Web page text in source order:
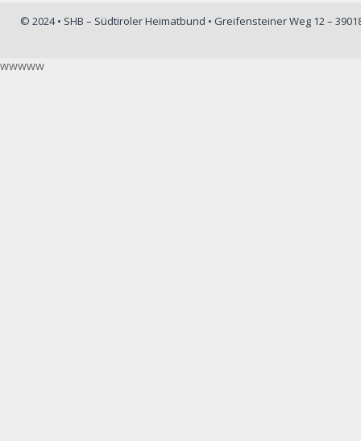
© 2024 • SHB – Südtiroler Heimatbund • Greifensteiner Weg 12 –
wwwww